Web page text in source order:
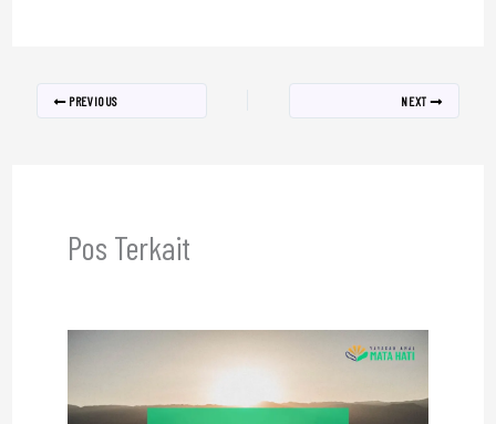
PREVIOUS NEXT
Pos Terkait